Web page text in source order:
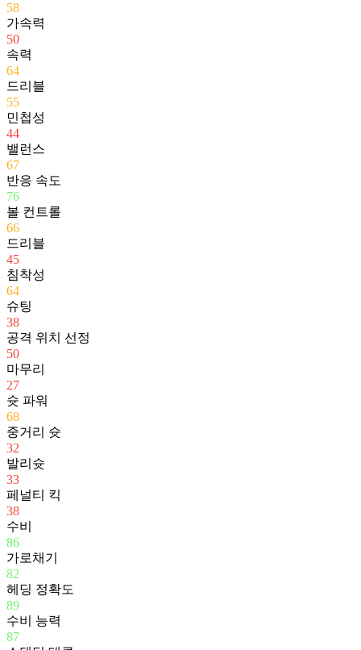
58
가속력
50
속력
64
드리블
55
민첩성
44
밸런스
67
반응 속도
76
볼 컨트롤
66
드리블
45
침착성
64
슈팅
38
공격 위치 선정
50
마무리
27
슛 파워
68
중거리 슛
32
발리슛
33
페널티 킥
38
수비
86
가로채기
82
헤딩 정확도
89
수비 능력
87